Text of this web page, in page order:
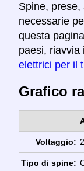
Spine,
necessarie
questa
paesi, riavvia il
elettrici per il
Grafico
Voltaggio:
Tipo di spine: